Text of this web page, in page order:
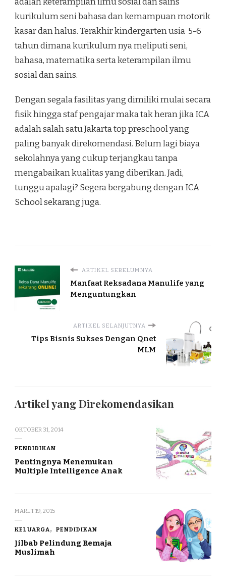
kurikulum seni bahasa dan kemampuan motorik
kasar dan halus. Terakhir kindergarten usia 5-6
tahun dimana kurikulum nya meliputi seni,
bahasa, matematika serta keterampilan ilmu
sosial dan sains.
Dengan segala fasilitas yang dimiliki mulai secara
fisik hingga staf pengajar maka tak heran jika ICA
adalah salah satu Jakarta top preschoolyang
paling banyak direkomendasi. Belum lagi biaya
sekolahnya yang cukup terjangkau tanpa
mengabaikan kualitas yang diberikan. Jadi,
tunggu apalagi? Segera bergabung dengan ICA
School sekarang juga.
ARTIKEL SEBELUMNYA
Manfaat Reksadana Manulife yang
Menguntungkan
ARTIKEL SELANJUTNYA
Tips Bisnis Sukses Dengan Qnet
MLM
Artikel yang Direkomendasikan
OKTOBER 31, 2014
PENDIDIKAN
Pentingnya Menemukan
Multiple Intelligence Anak
MARET 19, 2015
KELUARGA PENDIDIKAN
Jilbab Pelindung Remaja
Muslimah